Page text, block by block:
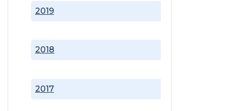
2017
2018
2019